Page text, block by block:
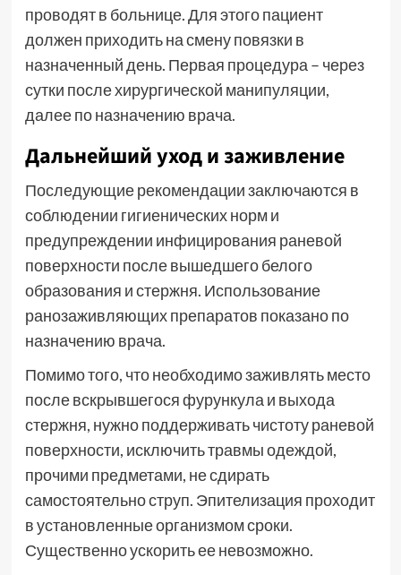
проводят в больнице. Для этого пациент
должен приходить на смену повязки в
назначенный день. Первая процедура – через
сутки после хирургической манипуляции,
далее по назначению врача.
Дальнейший уход и заживление
Последующие рекомендации заключаются в
соблюдении гигиенических норм и
предупреждении инфицирования раневой
поверхности после вышедшего белого
образования и стержня. Использование
ранозаживляющих препаратов показано по
назначению врача.
Помимо того, что необходимо заживлять место
после вскрывшегося фурункула и выхода
стержня, нужно поддерживать чистоту раневой
поверхности, исключить травмы одеждой,
прочими предметами, не сдирать
самостоятельно струп. Эпителизация проходит
в установленные организмом сроки.
Существенно ускорить ее невозможно.